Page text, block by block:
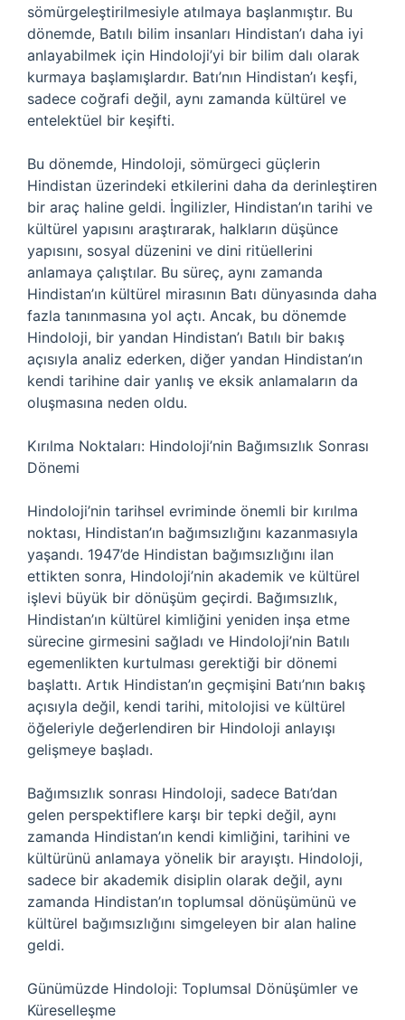
sömürgeleştirilmesiyle atılmaya başlanmıştır. Bu
dönemde, Batılı bilim insanları Hindistan’ı daha iyi
anlayabilmek için Hindoloji’yi bir bilim dalı olarak
kurmaya başlamışlardır. Batı’nın Hindistan’ı keşfi,
sadece coğrafi değil, aynı zamanda kültürel ve
entelektüel bir keşifti.
Bu dönemde, Hindoloji, sömürgeci güçlerin
Hindistan üzerindeki etkilerini daha da derinleştiren
bir araç haline geldi. İngilizler, Hindistan’ın tarihi ve
kültürel yapısını araştırarak, halkların düşünce
yapısını, sosyal düzenini ve dini ritüellerini
anlamaya çalıştılar. Bu süreç, aynı zamanda
Hindistan’ın kültürel mirasının Batı dünyasında daha
fazla tanınmasına yol açtı. Ancak, bu dönemde
Hindoloji, bir yandan Hindistan’ı Batılı bir bakış
açısıyla analiz ederken, diğer yandan Hindistan’ın
kendi tarihine dair yanlış ve eksik anlamaların da
oluşmasına neden oldu.
Kırılma Noktaları: Hindoloji’nin Bağımsızlık Sonrası
Dönemi
Hindoloji’nin tarihsel evriminde önemli bir kırılma
noktası, Hindistan’ın bağımsızlığını kazanmasıyla
yaşandı. 1947’de Hindistan bağımsızlığını ilan
ettikten sonra, Hindoloji’nin akademik ve kültürel
işlevi büyük bir dönüşüm geçirdi. Bağımsızlık,
Hindistan’ın kültürel kimliğini yeniden inşa etme
sürecine girmesini sağladı ve Hindoloji’nin Batılı
egemenlikten kurtulması gerektiği bir dönemi
başlattı. Artık Hindistan’ın geçmişini Batı’nın bakış
açısıyla değil, kendi tarihi, mitolojisi ve kültürel
öğeleriyle değerlendiren bir Hindoloji anlayışı
gelişmeye başladı.
Bağımsızlık sonrası Hindoloji, sadece Batı’dan
gelen perspektiflere karşı bir tepki değil, aynı
zamanda Hindistan’ın kendi kimliğini, tarihini ve
kültürünü anlamaya yönelik bir arayıştı. Hindoloji,
sadece bir akademik disiplin olarak değil, aynı
zamanda Hindistan’ın toplumsal dönüşümünü ve
kültürel bağımsızlığını simgeleyen bir alan haline
geldi.
Günümüzde Hindoloji: Toplumsal Dönüşümler ve
Küreselleşme